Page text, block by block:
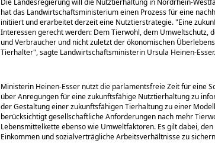
hat das Landwirtschaftsministerium einen Prozess für eine
initiiert und erarbeitet derzeit eine Nutztierstrategie. Eine
Interessen gerecht werden: Dem Tierwohl, dem Umweltschutz,
und Verbraucher und nicht zuletzt der ökonomischen
Tierhalter , sagte Landwirtschaftsministerin Ursula Heinen-Esser.
Ministerin Heinen-Esser nutzt die parlamentsfreie Zeit für eine
über Anregungen für eine zukunftsfähige Nutztierhaltung zu
der Gestaltung einer zukunftsfähigen Tierhaltung zu einer
berücksichtigt gesellschaftliche Anforderungen nach mehr
Lebensmittelkette ebenso wie Umweltfaktoren. Es gilt dabei,
Einkommen und sozialverträgliche Arbeitsverhältnisse zu